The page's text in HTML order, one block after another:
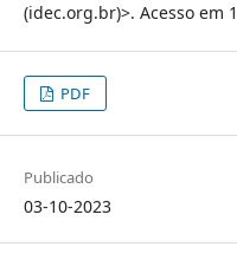
(idec.org.br)>. Acesso em
PDF
Publicado
03-10-2023